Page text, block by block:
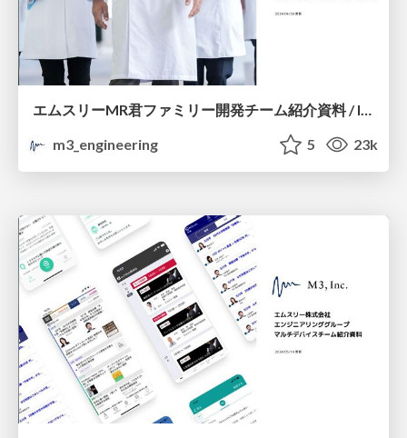
エムスリーMR君ファミリー開発チーム紹介資料 / Introduction of M3 MRkun Family Dev Team
m3_engineering
5 23k